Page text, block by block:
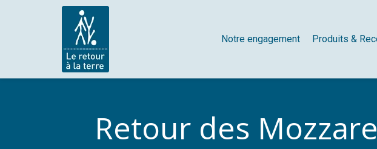
Notre engagement Produits &
Retour des